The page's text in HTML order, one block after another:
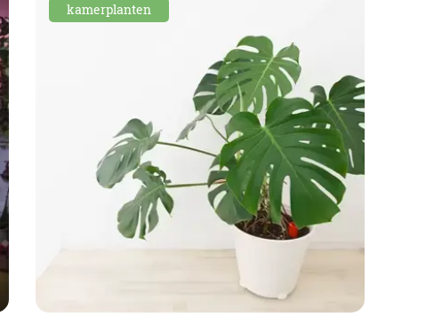
kamerplanten